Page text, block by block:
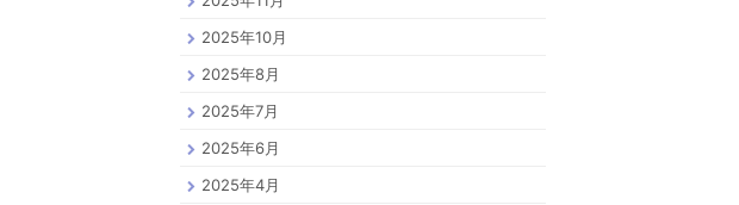
2025年10月
2025年8月
2025年7月
2025年6月
2025年4月